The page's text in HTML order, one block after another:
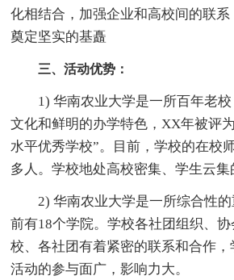
化相结合，加强企业和高校间的联
奠定坚实的基矗
三、活动优势：
1) 华南农业大学是一所百年老校
文化和鲜明的办学特色，XX年被评
水平优秀学校”。目前，学校的在校
多人。学校地处高校密集、学生云集
2) 华南农业大学是一所综合性的
前有18个学院。学校各社团组织、
校、各社团有着紧密的联系和合作，
活动的参与面广，影响力大。